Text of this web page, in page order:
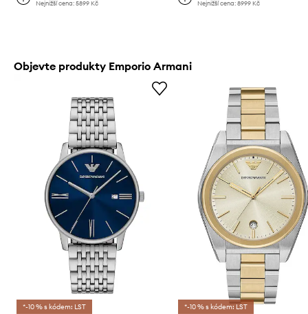
Nejnižší cena:5899 Kč
Nejnižší cena: 8999 Kč
Objevte produkty Emporio Armani
*-10 % s kódem: LST *-10 % s kódem: LST